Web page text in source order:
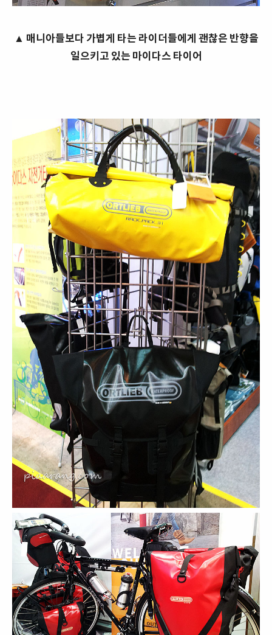
▲ 매니아들보다 가볍게 타는 라이더들에게 괜찮은 반향을
일으키고 있는 마이다스 타이어